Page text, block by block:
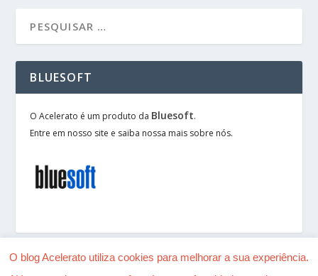
BLUESOFT
O Acelerato é um produto da Bluesoft.
Entre em nosso site e saiba nossa mais sobre nós.
O blog Acelerato utiliza cookies para melhorar a sua experiência.